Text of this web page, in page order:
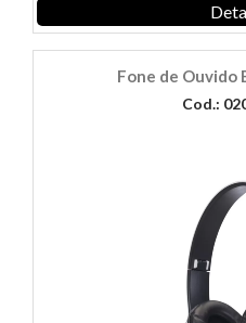
Fone de Ouvido
Cod.: